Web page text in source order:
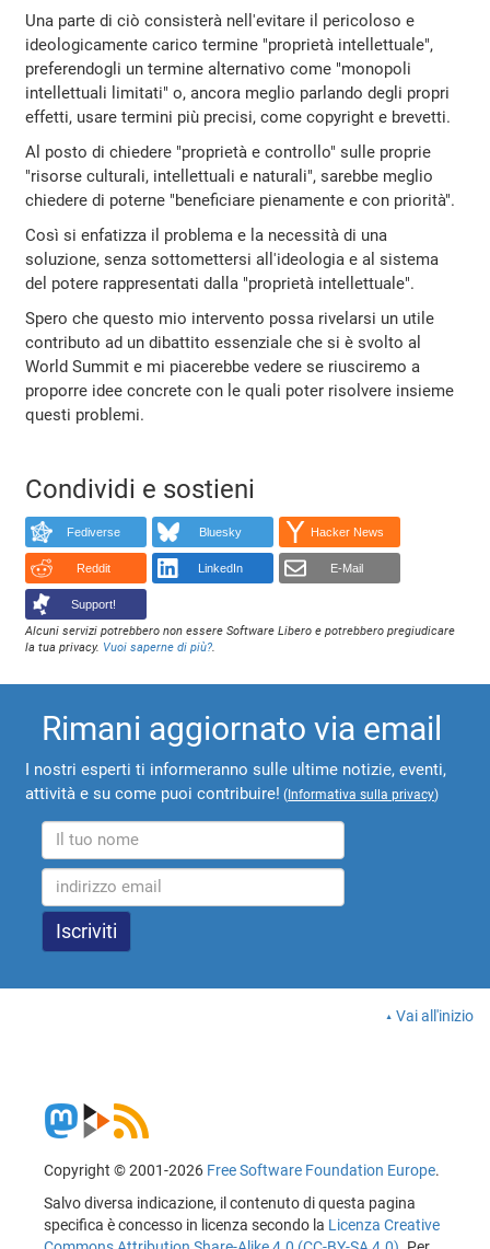
Una parte di ciò consisterà nell'evitare il pericoloso e
ideologicamente carico termine "proprietà intellettuale",
preferendogli un termine alternativo come "monopoli
intellettuali limitati" o, ancora meglio parlando degli propri
effetti, usare termini più precisi, come copyright e brevetti.
Al posto di chiedere "proprietà e controllo" sulle proprie
"risorse culturali, intellettuali e naturali", sarebbe meglio
chiedere di poterne "beneficiare pienamente e con priorità".
Così si enfatizza il problema e la necessità di una
soluzione, senza sottomettersi all'ideologia e al sistema
del potere rappresentati dalla "proprietà intellettuale".
Spero che questo mio intervento possa rivelarsi un utile
contributo ad un dibattito essenziale che si è svolto al
World Summit e mi piacerebbe vedere se riusciremo a
proporre idee concrete con le quali poter risolvere insieme
questi problemi.
Condividi e sostieni
Fediverse Bluesky Hacker News
Reddit LinkedIn E-Mail
Support!
Alcuni servizi potrebbero non essere Software Libero e potrebbero pregiudicare
la tua privacy. Vuoi saperne di più?
Rimani aggiornato via email
I nostri esperti ti informeranno sulle ultime notizie, eventi,
attività e su come puoi contribuire! (Informativa sulla privacy)
Vai all'inizio
Copyright © 2001-2026 Free Software Foundation Europe.
Salvo diversa indicazione, il contenuto di questa pagina
specifica è concesso in licenza secondo la Licenza Creative